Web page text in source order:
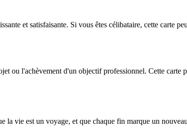
et satisfaisante. Si vous êtes célibataire, cette carte
ou l'achèvement d'un objectif professionnel. Cette carte
la vie est un voyage, et que chaque fin marque un